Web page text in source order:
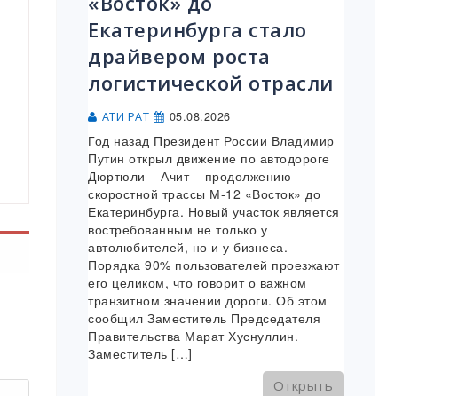
Екатеринбурга стало
драйвером роста
логистической отрасли
АТИ РАТ 05.08.2026
Год назад Президент России Владимир
Путин открыл движение по автодороге
Дюртюли – Ачит – продолжению
скоростной трассы М-12 «Восток» до
Екатеринбурга. Новый участок является
востребованным не только у
автолюбителей, но и у бизнеса.
Порядка 90% пользователей проезжают
его целиком, что говорит о важном
транзитном значении дороги. Об этом
сообщил Заместитель Председателя
Правительства Марат Хуснуллин.
Заместитель […]
Открыть